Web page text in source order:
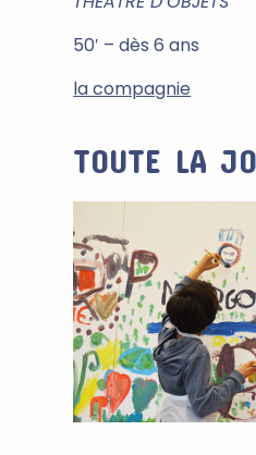
50′ – dès 6 ans
la compagnie
TOUTE LA